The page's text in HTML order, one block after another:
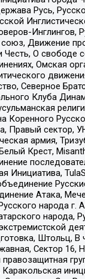
Русь,
Инглингов,
Движение
Честь, О свободе
Омская
Северное
Клуба
Коренного
Правый сектор,
армия,
Крест,
Инициатива,
Атака,
народа г.
народа,
Штольц, В
Сектор 16,